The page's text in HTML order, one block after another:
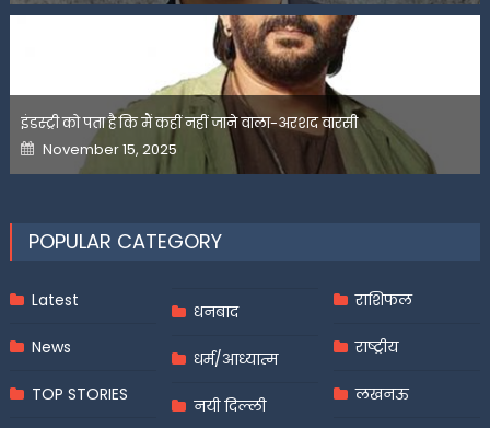
इंडस्ट्री को पता है कि मैं कहीं नहीं जाने वाला-अरशद वारसी
Posted
on
November 15, 2025
POPULAR CATEGORY
Latest
News
TOP STORIES
धनबाद
धर्म/आध्यात्म
नयी दिल्ली
राशिफल
राष्ट्रीय
लखनऊ